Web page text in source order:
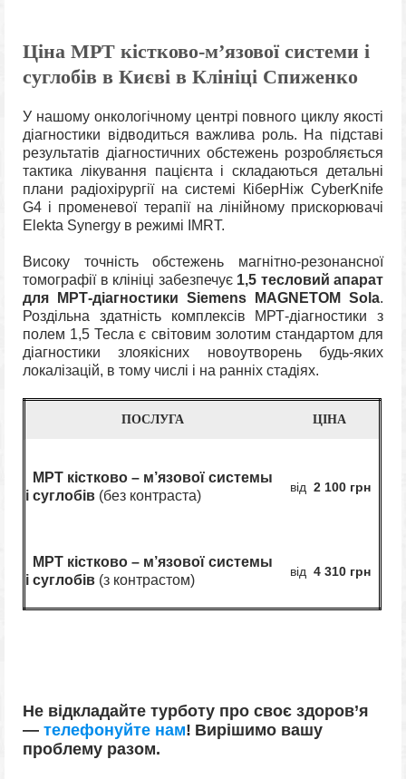
Ціна МРТ кістково-м’язової системи і
суглобів в Києві в Клініці Спиженко
У нашому онкологічному центрі повного циклу якості
діагностики відводиться важлива роль. На підставі
результатів діагностичних обстежень розробляється
тактика лікування пацієнта і складаються детальні
плани радіохірургії на системі КіберНіж CyberKnife
G4 і променевої терапії на лінійному прискорювачі
Elekta Synergy в режимі IMRT.
Високу точність обстежень магнітно-резонансної
томографії в клініці забезпечує 1,5 тесловий апарат
для МРТ-діагностики Siemens MAGNETOM Sola.
Роздільна здатність комплексів МРТ-діагностики з
полем 1,5 Тесла є світовим золотим стандартом для
діагностики злоякісних новоутворень будь-яких
локалізацій, в тому числі і на ранніх стадіях.
ПОСЛУГА ЦІНА
МРТ кістково – м’язової системы
і суглобів (без контраста)
від 2 100 грн
МРТ кістково – м’язової системы
і суглобів (з контрастом)
від 4 310 грн
Не відкладайте турботу про своє здоров’я
— телефонуйте нам! Вирішимо вашу
проблему разом.